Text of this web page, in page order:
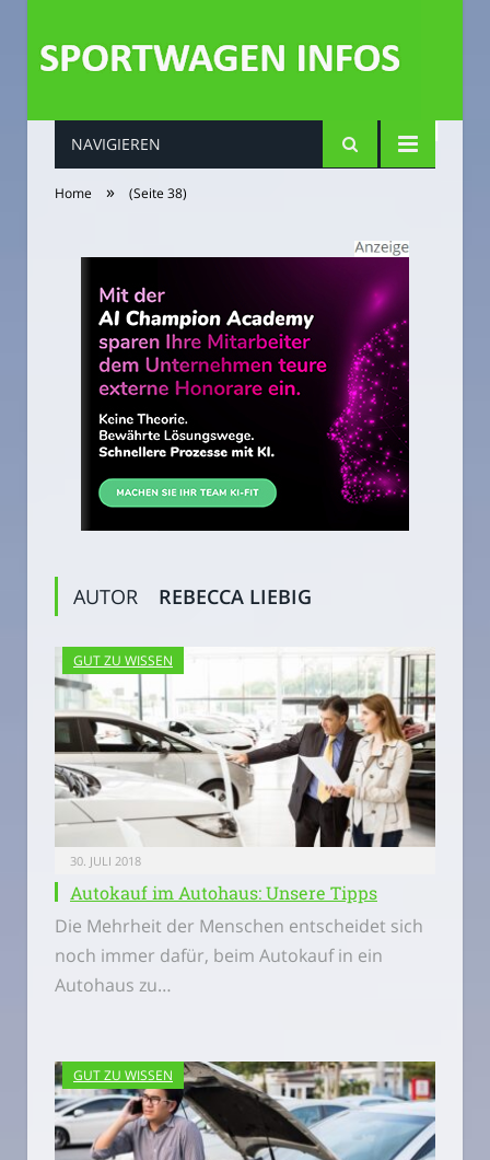
NAVIGIEREN
Home » (Seite 38)
AUTOR REBECCA LIEBIG
GUT ZU WISSEN
30. JULI 2018
Autokauf im Autohaus: Unsere Tipps
Die Mehrheit der Menschen entscheidet sich
noch immer dafür, beim Autokauf in ein
Autohaus zu…
GUT ZU WISSEN